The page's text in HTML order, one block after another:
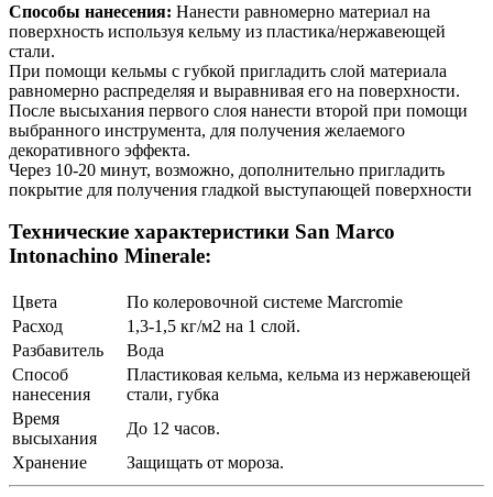
Способы нанесения: Нанести равномерно материал на
поверхность используя кельму из пластика/нержавеющей
стали.
При помощи кельмы с губкой пригладить слой материала
равномерно распределяя и выравнивая его на поверхности.
После высыхания первого слоя нанести второй при помощи
выбранного инструмента, для получения желаемого
декоративного эффекта.
Через 10-20 минут, возможно, дополнительно пригладить
покрытие для получения гладкой выступающей поверхности
Технические характеристики San Marco
Intonachino Minerale:
Цвета
По колеровочной системе Marcromie
Расход
1,3-1,5 кг/м2 на 1 слой.
Разбавитель
Вода
Способ
нанесения
Пластиковая кельма, кельма из нержавеющей
стали, губка
Время
высыхания
До 12 часов.
Хранение
Защищать от мороза.